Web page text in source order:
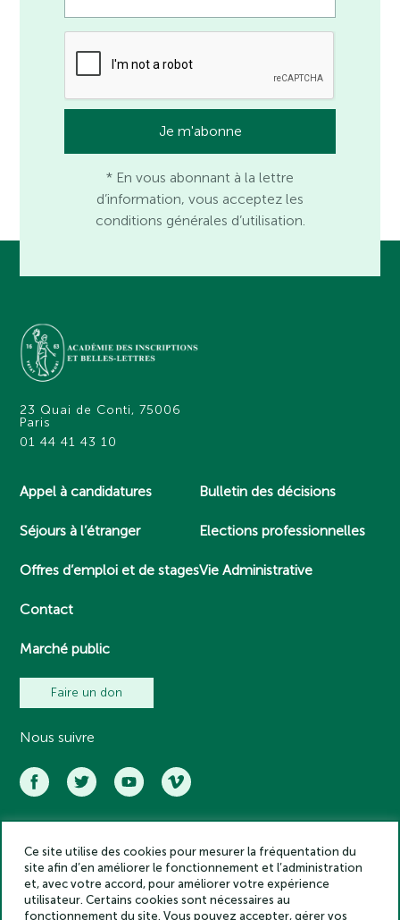
* En vous abonnant à la lettre
d’information, vous acceptez les
conditions générales d’utilisation.
23 Quai de Conti, 75006
Paris
01 44 41 43 10
Appel à candidatures
Séjours à l’étranger
Offres d’emploi et de stages
Contact
Marché public
Bulletin des décisions
Elections professionnelles
Vie Administrative
Faire un don
Nous suivre
Académie des inscriptions et belles lettres – Tous droits réservés
2025
Politique de confidentialité
Mentions légales
Ce site utilise des cookies pour mesurer la fréquentation du
site afin d’en améliorer le fonctionnement et l’administration
et, avec votre accord, pour améliorer votre expérience
utilisateur. Certains cookies sont nécessaires au
fonctionnement du site. Vous pouvez accepter, gérer vos